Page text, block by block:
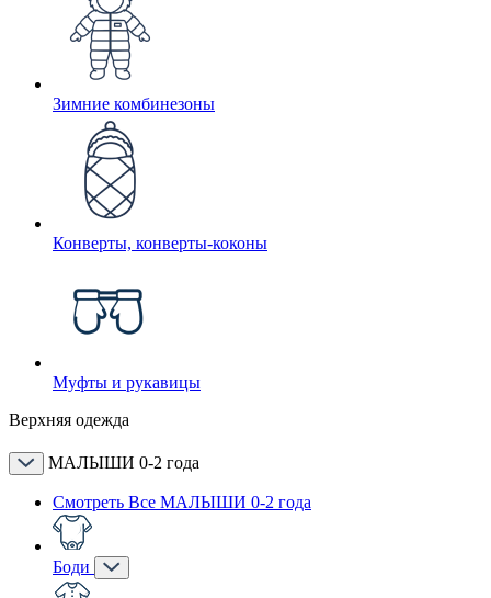
Зимние комбинезоны
Конверты, конверты-коконы
Муфты и рукавицы
Верхняя одежда
МАЛЫШИ 0-2 года
Смотреть Все МАЛЫШИ 0-2 года
Боди